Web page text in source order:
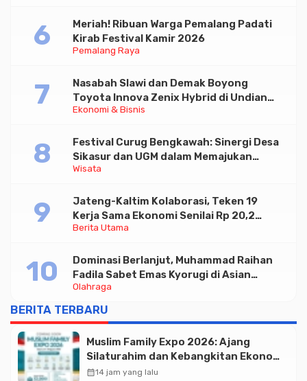
Pemalang Raya
Meriah! Ribuan Warga Pemalang Padati
Kirab Festival Kamir 2026
Ekonomi & Bisnis
Nasabah Slawi dan Demak Boyong
Toyota Innova Zenix Hybrid di Undian
Tabungan Bima Bank Jateng
Wisata
Festival Curug Bengkawah: Sinergi Desa
Sikasur dan UGM dalam Memajukan
Wisata serta UMKM Lokal
Berita Utama
Jateng-Kaltim Kolaborasi, Teken 19
Kerja Sama Ekonomi Senilai Rp 20,2
Triliun
Olahraga
Dominasi Berlanjut, Muhammad Raihan
Fadila Sabet Emas Kyorugi di Asian
Taekwondo Indonesia Open 2026
BERITA TERBARU
Muslim Family Expo 2026: Ajang
Silaturahim dan Kebangkitan Ekonomi
Halal di Jakarta
calendar_month14 jam yang lalu